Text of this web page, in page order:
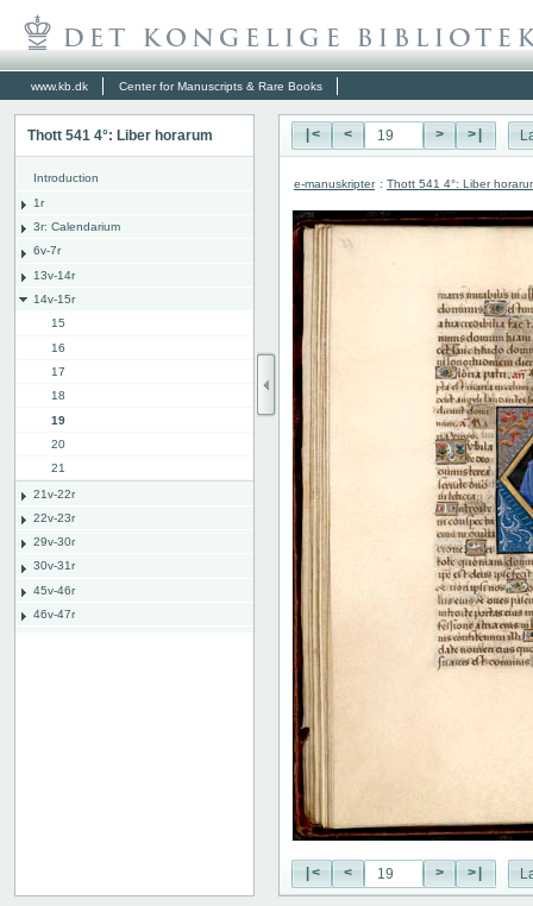
www.kb.dk Center for Manuscripts & Rare Books
Thott 541 4°: Liber horarum
Introduction
1r
3r: Calendarium
6v-7r
13v-14r
14v-15r
15
16
17
18
19
20
21
21v-22r
22v-23r
29v-30r
30v-31r
45v-46r
46v-47r
|< < > >|
e-manuskripter : Thott 541 4°: Liber
|< < > >|